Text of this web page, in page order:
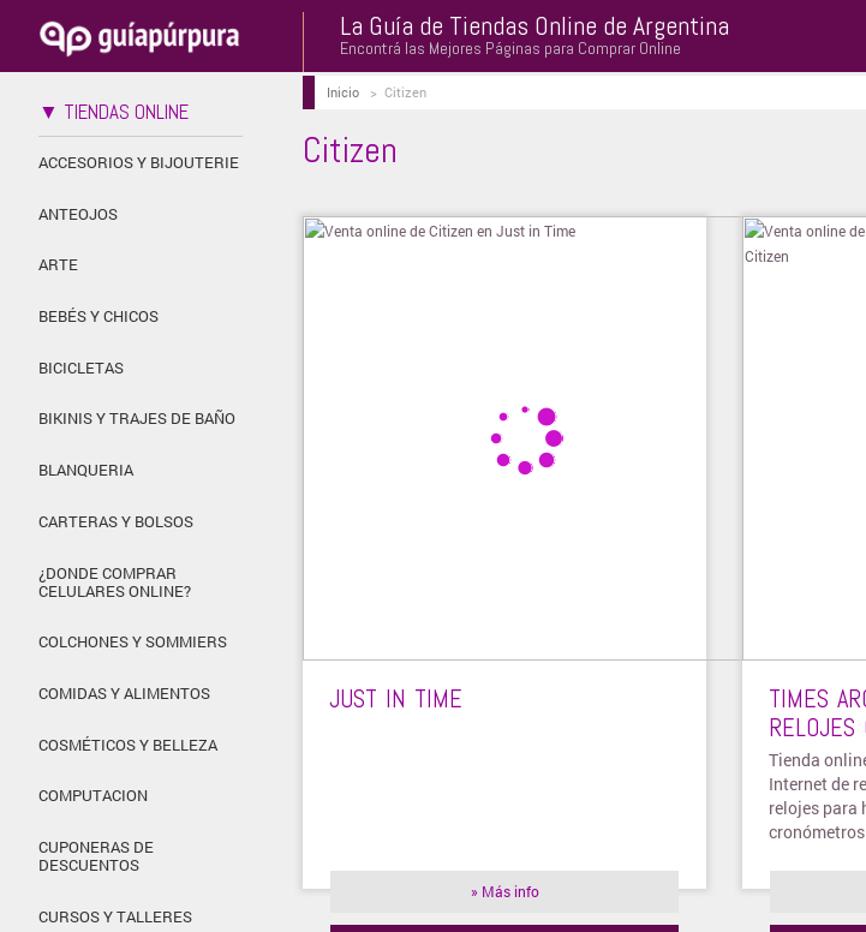
La Guía de Tiendas Online de Argentina
Encontrá las Mejores Páginas para Comprar Online
▼ TIENDAS ONLINE
ACCESORIOS Y BIJOUTERIE
ANTEOJOS
ARTE
BEBÉS Y CHICOS
BICICLETAS
BIKINIS Y TRAJES DE BAÑO
BLANQUERIA
CARTERAS Y BOLSOS
¿DONDE COMPRAR
CELULARES ONLINE?
COLCHONES Y SOMMIERS
COMIDAS Y ALIMENTOS
COSMÉTICOS Y BELLEZA
COMPUTACION
CUPONERAS DE
DESCUENTOS
CURSOS Y TALLERES
Inicio> Citizen
Citizen
JUST IN TIME
» Más info
TIMES
RELOJES
Tienda
Internet de
relojes para